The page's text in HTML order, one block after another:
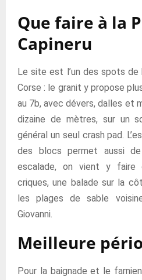
Que faire à la
Capineru
Le site est l’un des spots
Corse : le granit y propose
au 7b, avec dévers, dalles et
dizaine de mètres, sur un
général un seul crash pad.
des blocs permet aussi
escalade, on vient y faire
criques, une balade sur la
les plages de sable
Giovanni.
Meilleure
Pour la baignade et le